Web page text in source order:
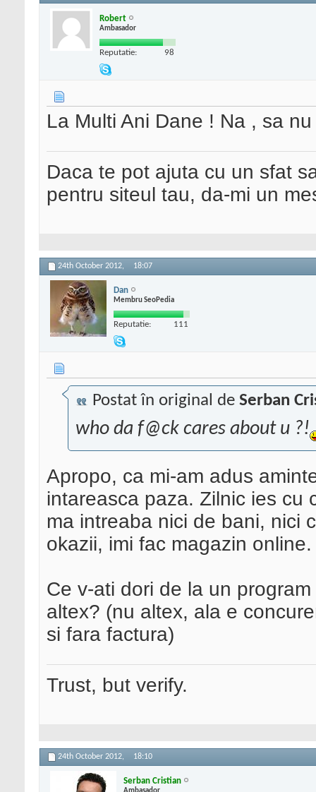
Robert
Ambasador
Reputatie: 98
La Multi Ani Dane ! Na , sa
Daca te pot ajuta cu un sfat
pentru siteul tau, da-mi un
24th October 2012, 18:07
Dan
Membru SeoPedia
Reputatie: 111
Postat în original de Serban
who da f@ck cares about u ?!
Apropo, ca mi-am adus
intareasca paza. Zilnic ies cu
ma intreaba nici de bani, nici
okazii, imi fac magazin online.
Ce v-ati dori de la un
altex? (nu altex, ala e
si fara factura)
Trust, but verify.
24th October 2012, 18:10
Serban Cristian